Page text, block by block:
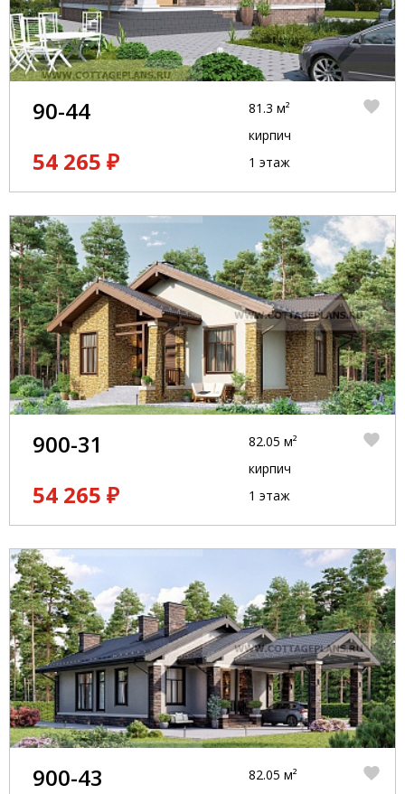
90-44
54 265 ₽
81.3 м²
кирпич
1 этаж
900-31
54 265 ₽
82.05 м²
кирпич
1 этаж
900-43
82.05 м²